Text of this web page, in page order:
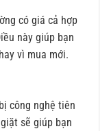
có giá cả hợp
này giúp bạn
vì mua mới.
công nghệ tiên
sẽ giúp bạn